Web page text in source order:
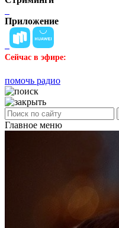
Приложение
Сейчас в эфире:
помочь радио
Главное меню